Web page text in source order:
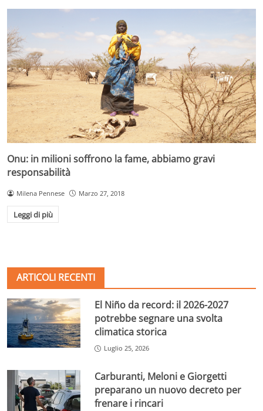
Onu: in milioni soffrono la fame, abbiamo gravi
responsabilità
Milena Pennese Marzo 27, 2018
Leggi di più
ARTICOLI RECENTI
El Niño da record: il 2026-2027
potrebbe segnare una svolta
climatica storica
Luglio 25, 2026
Carburanti, Meloni e Giorgetti
preparano un nuovo decreto per
frenare i rincari